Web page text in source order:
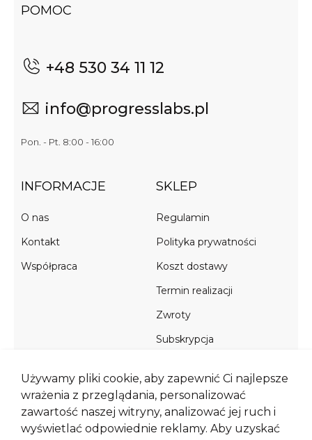
POMOC
+48 530 34 11 12
info@progresslabs.pl
Pon. - Pt. 8:00 - 16:00
INFORMACJE
O nas
Kontakt
Współpraca
SKLEP
Regulamin
Polityka prywatności
Koszt dostawy
Termin realizacji
Zwroty
Subskrypcja
METODY PŁATNOŚCI
Używamy pliki cookie, aby zapewnić Ci najlepsze
wrażenia z przeglądania, personalizować
zawartość naszej witryny, analizować jej ruch i
wyświetlać odpowiednie reklamy. Aby uzyskać